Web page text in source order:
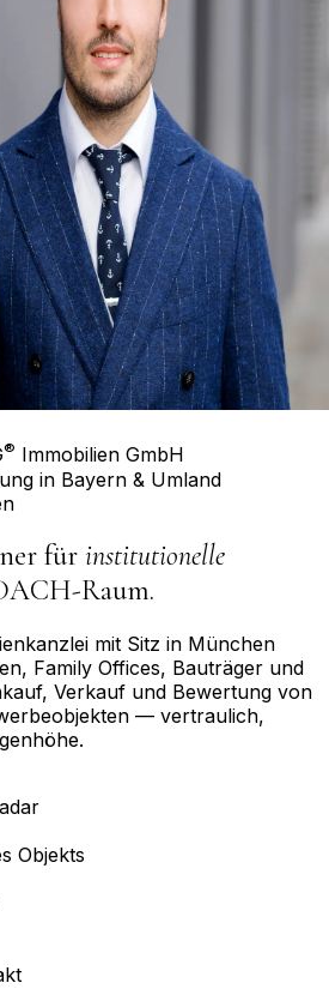
® Immobilien GmbH
in Bayern & Umland
für institutionelle
Raum.
mit Sitz in München
Family Offices, Bauträger und
Verkauf und Bewertung von
— vertraulich,
Objekts